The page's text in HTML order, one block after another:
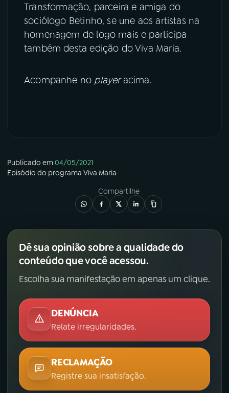
Transformação, parceira e amiga do
sociólogo Betinho, se une aos artistas na
homenagem de logo mais e participa
também desta edição do Viva Maria.
Acompanhe no playeracima.
Publicado em04/05/2021
Episódio do programa Viva Maria
Compartilhe
Dê sua opinião sobre a qualidade do
conteúdo que você acessou.
Escolha sua manifestação em apenas um clique.
DENÚNCIA
Relate irregularidades.
RECLAMAÇÃO
Registre sua insatisfação.